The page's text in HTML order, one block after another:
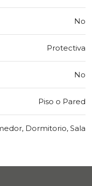
No
Protectiva
No
Piso o Pared
Dormitorio, Sala